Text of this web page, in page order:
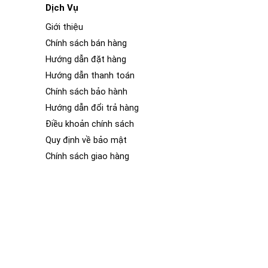
truyền tín hiệu âm thanh.
tô thường bao gồm các thành phần chính sau:
nhựa, hoặc sợi tổng hợp, và nó rung lên khi có tín
Dịch Vụ
Giới thiệu
Chính sách bán hàng
Hướng dẫn đặt hàng
Hướng dẫn thanh toán
Chính sách bảo hành
Hướng dẫn đổi trả hàng
Điều khoản chính sách
Quy định về bảo mật
Chính sách giao hàng